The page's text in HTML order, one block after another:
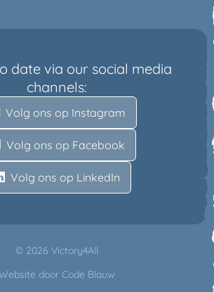
date via our social media
channels:
Volg ons op Instagram
Volg ons op Facebook
Volg ons op LinkedIn
© 2026 Victory4All
door Code Blauw